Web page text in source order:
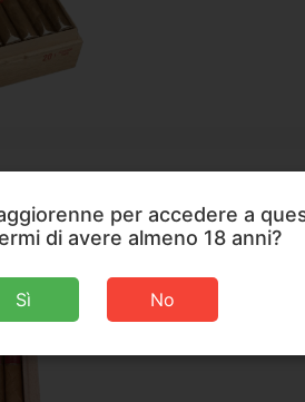
La
per accedere a
di avere almeno 18 anni?
Sì No